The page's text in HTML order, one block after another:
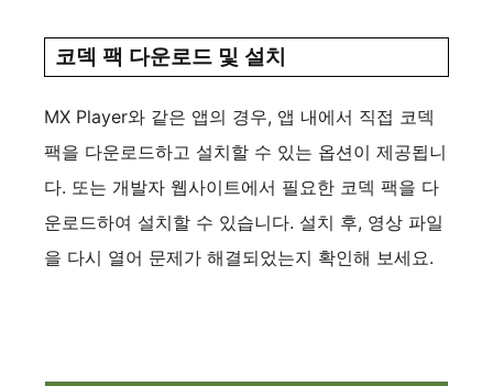
코덱 팩 다운로드 및 설치
MX Player와 같은 앱의 경우, 앱 내에서 직접 코덱
팩을 다운로드하고 설치할 수 있는 옵션이 제공됩니
다. 또는 개발자 웹사이트에서 필요한 코덱 팩을 다
운로드하여 설치할 수 있습니다. 설치 후, 영상 파일
을 다시 열어 문제가 해결되었는지 확인해 보세요.